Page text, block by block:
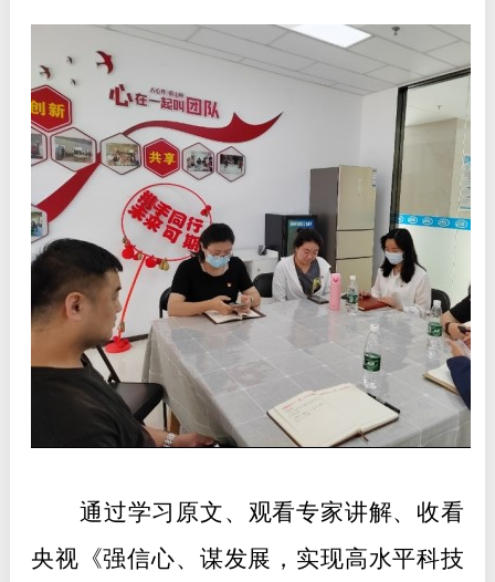
通过学习原文、观看专家讲解、 收看
央视《强信心、谋发展，实现高水平科技